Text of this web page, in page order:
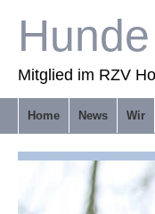
Mitglied im RZV
Home News Wir